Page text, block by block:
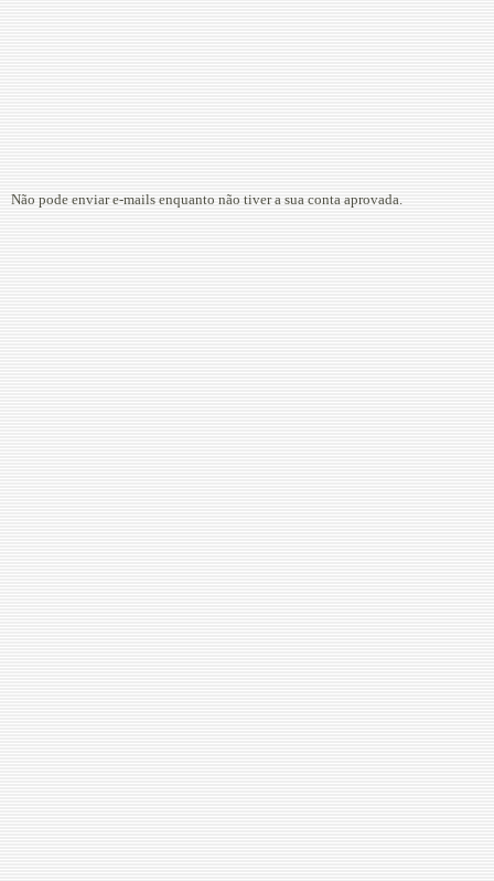
Não pode enviar e-mails enquanto não tiver a sua conta aprovada.